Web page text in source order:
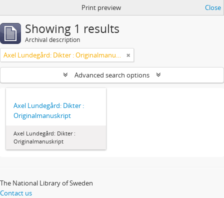
Print preview Close
Showing 1 results
Archival description
Axel Lundegård: Dikter : Originalmanuskript
Advanced search options
Axel Lundegård: Dikter :
Originalmanuskript
Axel Lundegård: Dikter :
Originalmanuskript
The National Library of Sweden
Contact us